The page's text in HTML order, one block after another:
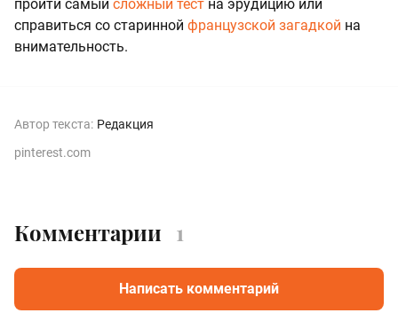
пройти самый сложный тест на эрудицию или
справиться со старинной французской загадкой на
внимательность.
Автор текста: Редакция
pinterest.com
Комментарии 1
Написать комментарий